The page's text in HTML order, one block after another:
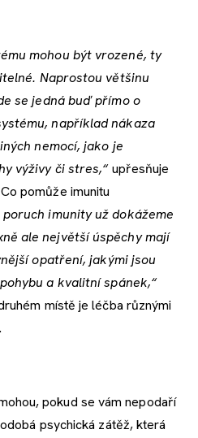
mohou být vrozené, ty
Naprostou většinu
se jedná buď přímo o
například nákaza
nemocí, jako je
výživy či stres,“upřesňuje
Co pomůže imunitu
poruch imunity už dokážeme
ale největší úspěchy mají
opatření, jakými jsou
a kvalitní spánek,“
místě je léčba různými
pokud se vám nepodaří
psychická zátěž, která